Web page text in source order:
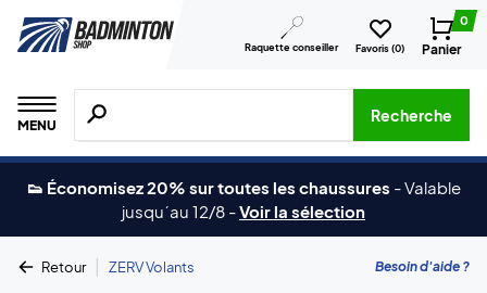
Raquette conseiller Favoris (0)
0
Panier
MENU
Recherche de produits, de marques, etc.
Recherche
👟 Économisez 20% sur toutes les chaussures -Valable
jusqu´au 12/8 -Voir la sélection
Retour | ZERV Volants Besoin d'aide ?